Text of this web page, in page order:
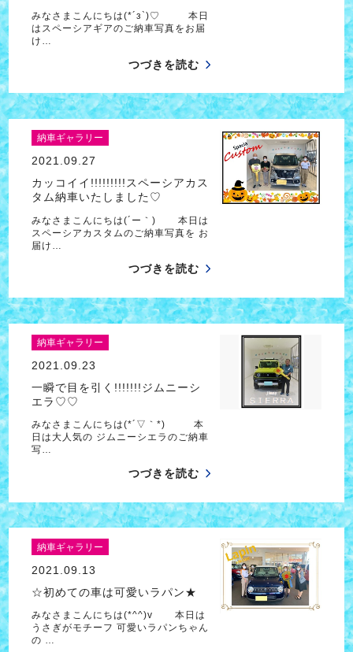
みなさまこんにちは(*´з`)♡ 本日
はスペーシアギアのご納車写真をお届
け…
つづきを読む
納車ギャラリー
2021.09.27
カッコイイ!!!!!!!!!スペーシアカス
タム納車いたしました♡
みなさまこんにちは(´ー｀) 本日は
スペーシアカスタムのご納車写真を お
届け…
つづきを読む
納車ギャラリー
2021.09.23
一瞬で目を引く!!!!!!!ジムニーシ
エラ♡♡
みなさまこんにちは(*´▽｀*) 本
日は大人気の ジムニーシエラのご納車
写…
つづきを読む
納車ギャラリー
2021.09.13
☆初めての車は可愛いラパン★
みなさまこんにちは(*^^)v 本日は
うさぎがモチーフ 可愛いラパンちゃん
の …